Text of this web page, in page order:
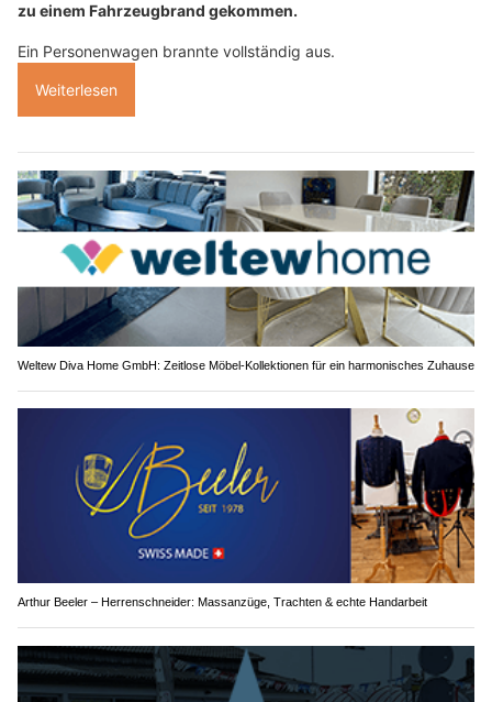
zu einem Fahrzeugbrand gekommen.
Ein Personenwagen brannte vollständig aus.
Weiterlesen
Weltew Diva Home GmbH: Zeitlose Möbel-Kollektionen für ein harmonisches Zuhause
Arthur Beeler – Herrenschneider: Massanzüge, Trachten & echte Handarbeit